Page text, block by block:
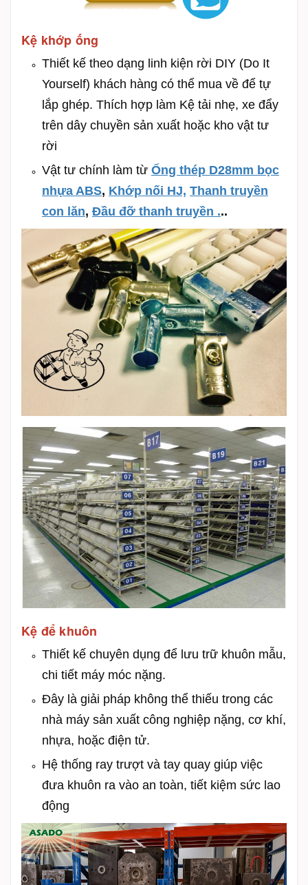
Kệ khớp ống
Thiết kế theo dạng linh kiện rời DIY (Do It
Yourself) khách hàng có thể mua về để tự
lắp ghép. Thích hợp làm Kệ tải nhẹ, xe đẩy
trên dây chuyền sản xuất hoặc kho vật tư
rời
Vật tư chính làm từ Ống thép D28mm bọc
nhựa ABS, Khớp nối HJ, Thanh truyền
con lăn, Đầu đỡ thanh truyền ...
Kệ để khuôn
Thiết kế chuyên dụng để lưu trữ khuôn mẫu,
chi tiết máy móc nặng.
Đây là giải pháp không thể thiếu trong các
nhà máy sản xuất công nghiệp nặng, cơ khí,
nhựa, hoặc điện tử.
Hệ thống ray trượt và tay quay giúp việc
đưa khuôn ra vào an toàn, tiết kiệm sức lao
động